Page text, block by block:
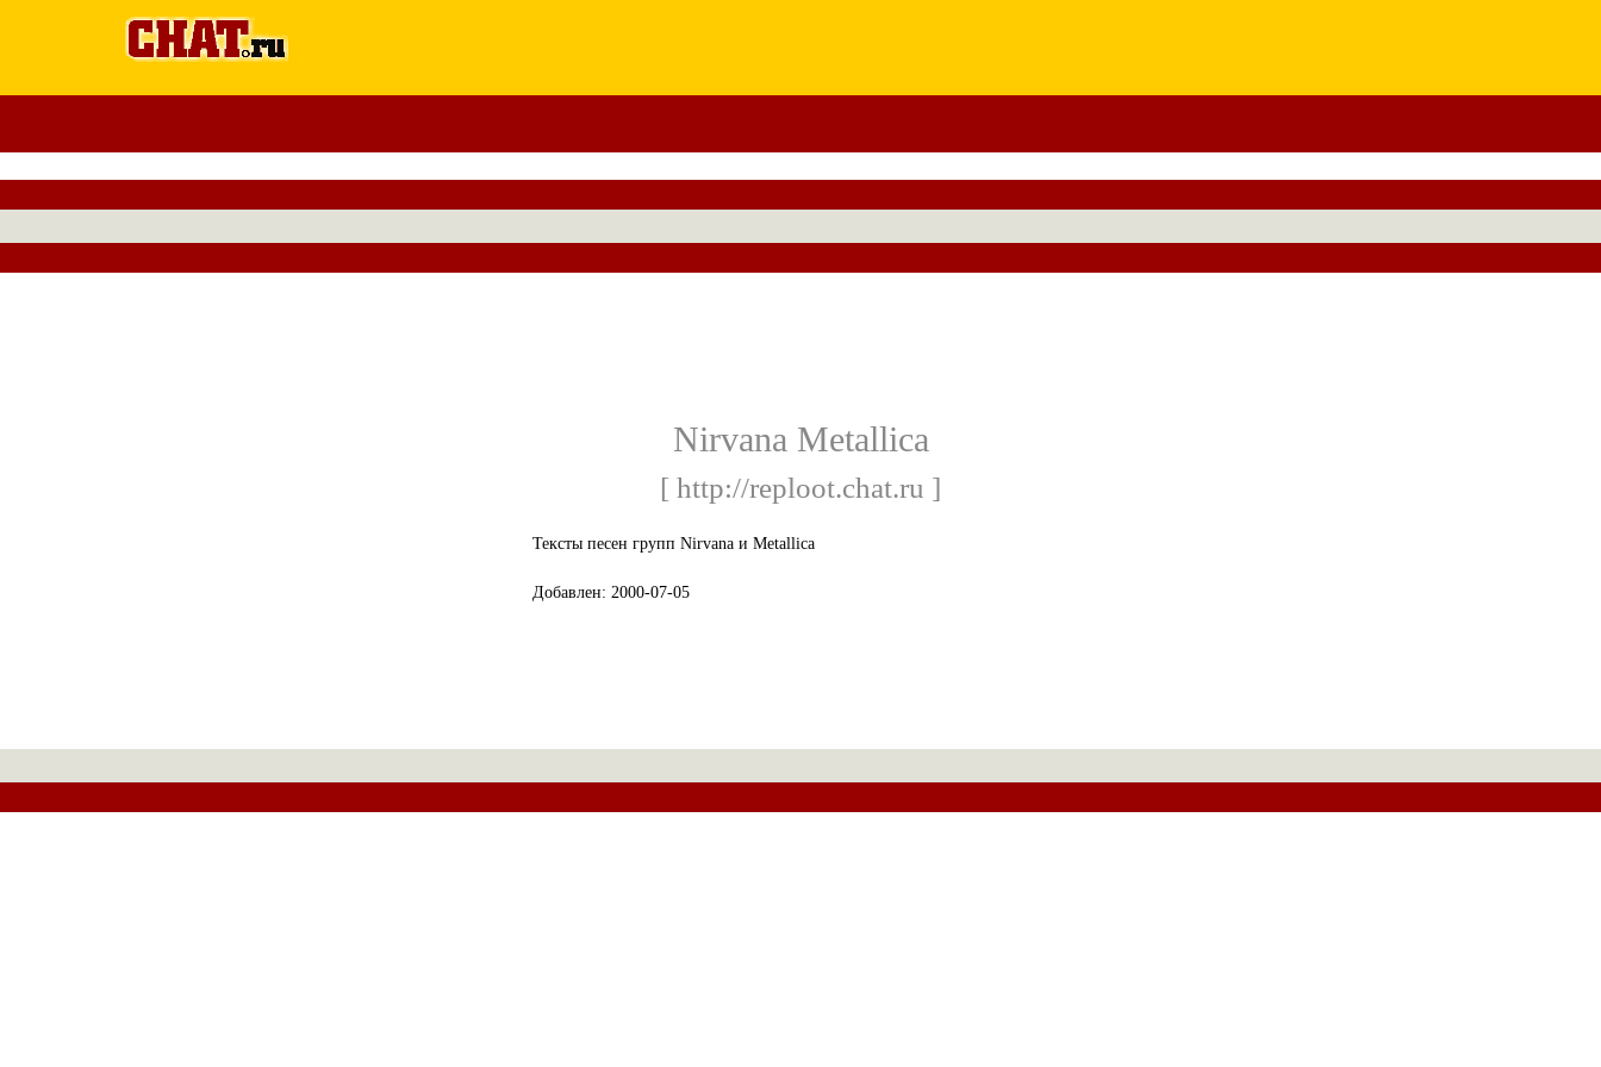
Nirvana Metallica
[ http://reploot.chat.ru ]
Тексты песен групп Nirvana и Metallica
Добавлен: 2000-07-05